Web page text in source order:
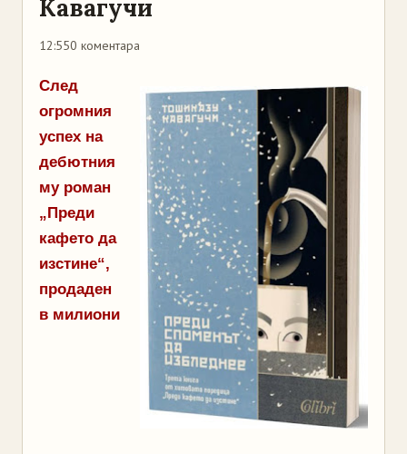
Кавагучи
12:550 коментара
След
огромния
успех на
дебютния
му роман
„Преди
кафето да
изстине“,
продаден
в милиони